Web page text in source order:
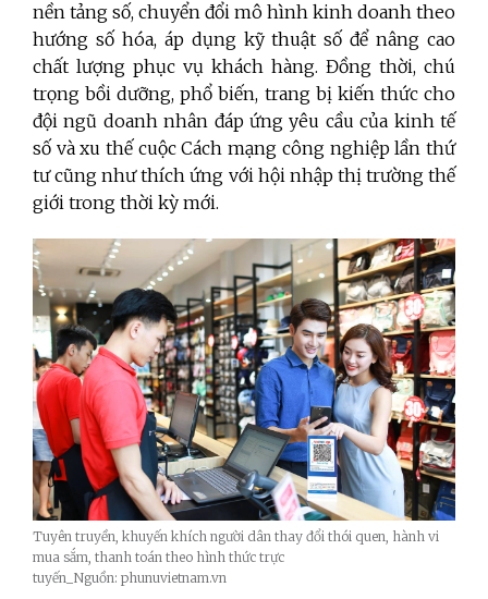
nền tảng số, chuyển đổi mô hình kinh doanh theo
hướng số hóa, áp dụng kỹ thuật số để nâng cao
chất lượng phục vụ khách hàng. Đồng thời, chú
trọng bồi dưỡng, phổ biến, trang bị kiến thức cho
đội ngũ doanh nhân đáp ứng yêu cầu của kinh tế
số và xu thế cuộc Cách mạng công nghiệp lần thứ
tư cũng như thích ứng với hội nhập thị trường thế
giới trong thời kỳ mới.
Tuyên truyền, khuyến khích người dân thay đổi thói quen, hành vi
mua sắm, thanh toán theo hình thức trực
tuyến_Nguồn: phunuvietnam.vn